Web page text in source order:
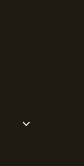
auszublenden
Von 08:00 bis 12:00